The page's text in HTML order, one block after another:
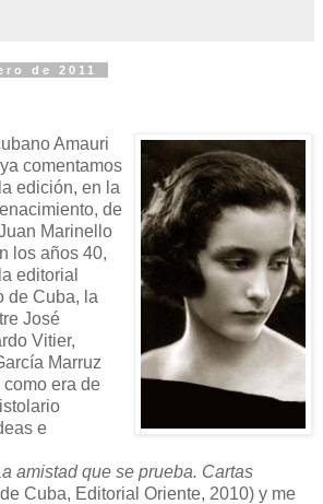
de 2011
Amauri
comentamos
edición, en la
de
Marinello
los años 40,
editorial
de Cuba, la
José
Vitier,
Marruz
como era de
e
amistad que se prueba. Cartas
Cuba, Editorial Oriente, 2010) y me